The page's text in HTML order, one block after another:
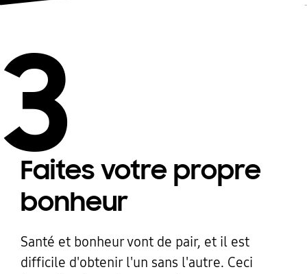
3
Faites votre propre
bonheur
Santé et bonheur vont de pair, et il est
difficile d'obtenir l'un sans l'autre. Ceci